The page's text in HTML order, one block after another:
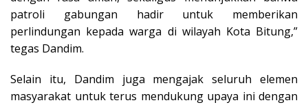
patroli gabungan hadir untuk memberikan
perlindungan kepada warga di wilayah Kota Bitung,”
tegas Dandim.
Selain itu, Dandim juga mengajak seluruh elemen
masyarakat untuk terus mendukung upaya ini dengan